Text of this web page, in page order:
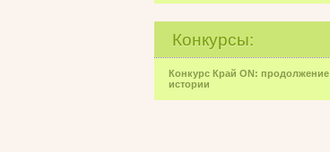
Конкурсы:
Конкурс Край ON: продолжение
истории